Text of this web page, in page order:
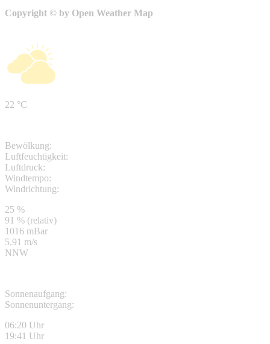
Copyright © by Open Weather Map
22 °C
Bewölkung:
Luftfeuchtigkeit:
Luftdruck:
Windtempo:
Windrichtung:
25 %
91 % (relativ)
1016 mBar
5.91 m/s
NNW
Sonnenaufgang:
Sonnenuntergang:
06:20 Uhr
19:41 Uhr